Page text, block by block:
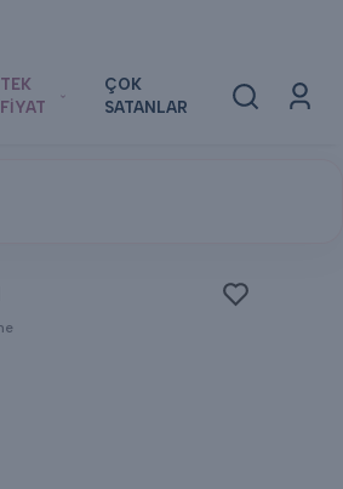
TEK
FİYAT
ÇOK
SATANLAR